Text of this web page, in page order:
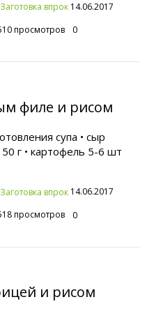
Заготовка впрок 14.06.2017
просмотров 0
филе и рисом
супа • сыр
г • картофель 5-6 шт
Заготовка впрок 14.06.2017
просмотров 0
и рисом